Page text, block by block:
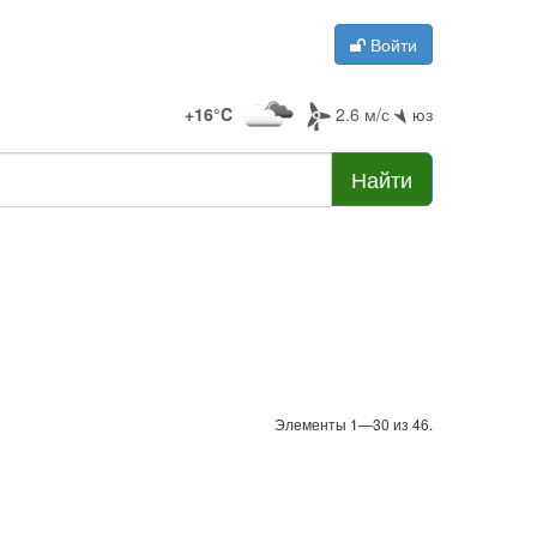
Войти
+16°C 2.6 м/с юз
Найти
Элементы 1—30 из 46.